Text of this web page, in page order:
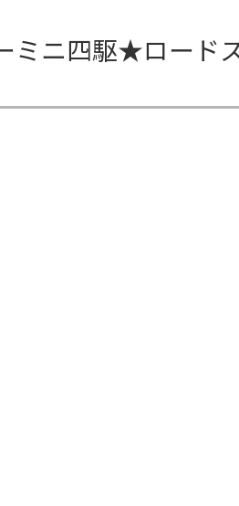
ニ四駆★ロード